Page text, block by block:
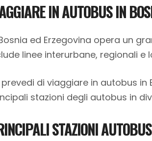
IN AUTOBUS IN
ed Erzegovina opera un
linee interurbane, regionali
prevedi di viaggiare in autobus
stazioni degli autobus in
STAZIONI AUTOBUS